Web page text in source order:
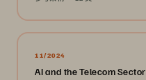
11/2024
AI and the Telecom Sector